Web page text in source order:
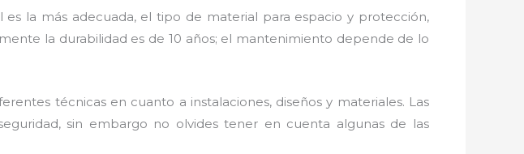
la más adecuada, el tipo de material para espacio y protección,
la durabilidad es de 10 años; el mantenimiento depende de lo
técnicas en cuanto a instalaciones, diseños y materiales. Las
sin embargo no olvides tener en cuenta algunas de las